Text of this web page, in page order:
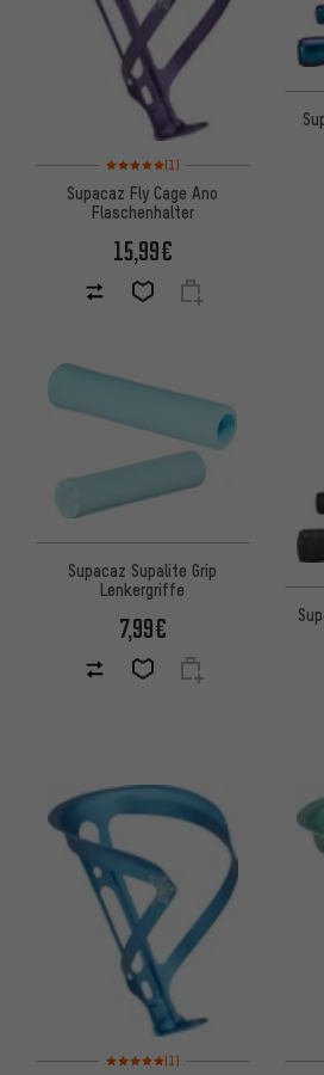
Bewertungen: 5 von 5 basierend
(1)
Supacaz Fly Cage Ano
Flaschenhalter
15,99€
Supacaz Supalite Grip
Lenkergriffe
7,99€
Bewertungen: 5 von 5 basierend
(1)